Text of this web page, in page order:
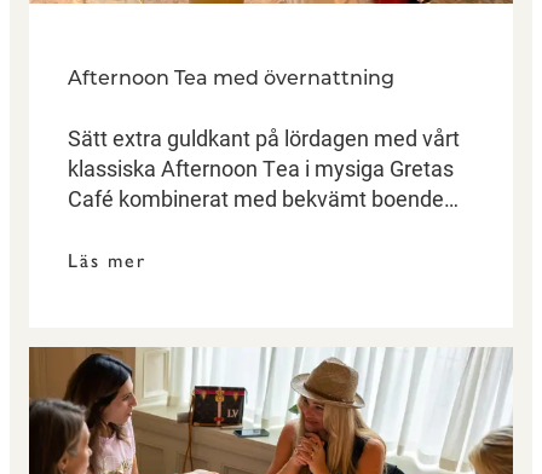
Afternoon Tea med övernattning
Sätt extra guldkant på lördagen med vårt
klassiska Afternoon Tea i mysiga Gretas
Café kombinerat med bekvämt boende
Läs mer